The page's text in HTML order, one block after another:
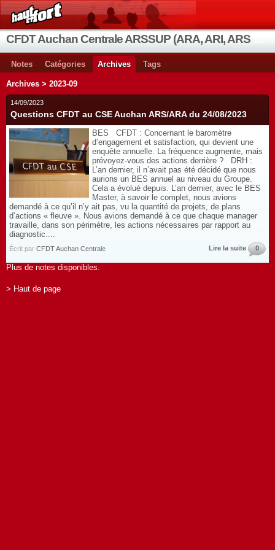
Notes Catégories Archives Tags
Archives > 2023-09
14/09/2023
Questions CFDT au CSE Auchan ARS/ARA du 24/08/2023
BES CFDT : Concernant le baromètre
d’engagement et satisfaction, qui devient une
enquête annuelle. La fréquence augmente, mais
prévoyez-vous des actions derrière ? DRH :
L’an dernier, il n’avait pas été décidé que nous
aurions un BES annuel au niveau du Groupe.
Cela a évolué depuis. L’an dernier, avec le BES
Master, à savoir le complet, nous avions
demandé à ce qu’il n’y ait pas, vu la quantité de projets, de plans
d’actions « fleuve ». Nous avions demandé à ce que chaque manager
travaille, dans son périmètre, les actions nécessaires par rapport au
diagnostic....
Écrit par CFDT Auchan Centrale Lire la suite 0
Plus de notes disponibles.
> Haut de page